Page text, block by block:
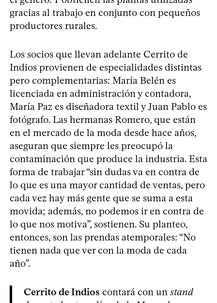
gracias al trabajo en conjunto con pequeños
productores rurales.
Los socios que llevan adelante Cerrito de
Indios provienen de especialidades distintas
pero complementarias: María Belén es
licenciada en administración y contadora,
María Paz es diseñadora textil y Juan Pablo es
fotógrafo. Las hermanas Romero, que están
en el mercado de la moda desde hace años,
aseguran que siempre les preocupó la
contaminación que produce la industria. Esta
forma de trabajar “sin dudas va en contra de
lo que es una mayor cantidad de ventas, pero
cada vez hay más gente que se suma a esta
movida; además, no podemos ir en contra de
lo que nos motiva”, sostienen. Su planteo,
entonces, son las prendas atemporales: “No
tienen nada que ver con la moda de cada
año”.
Cerrito de Indios contará con un stand